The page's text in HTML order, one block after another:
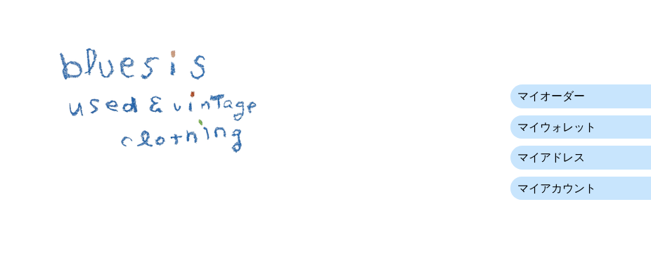
マイオーダー
マイウォレット
マイアドレス
マイアカウント